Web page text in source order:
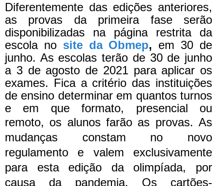
Diferentemente das edições anteriores,
as provas da primeira fase serão
disponibilizadas na página restrita da
escola no site da Obmep, em 30 de
junho. As escolas terão de 30 de junho
a 3 de agosto de 2021 para aplicar os
exames. Fica a critério das instituições
de ensino determinar em quantos turnos
e em que formato, presencial ou
remoto, os alunos farão as provas. As
mudanças constam no novo
regulamento e valem exclusivamente
para esta edição da olimpíada, por
causa da pandemia. Os cartões-